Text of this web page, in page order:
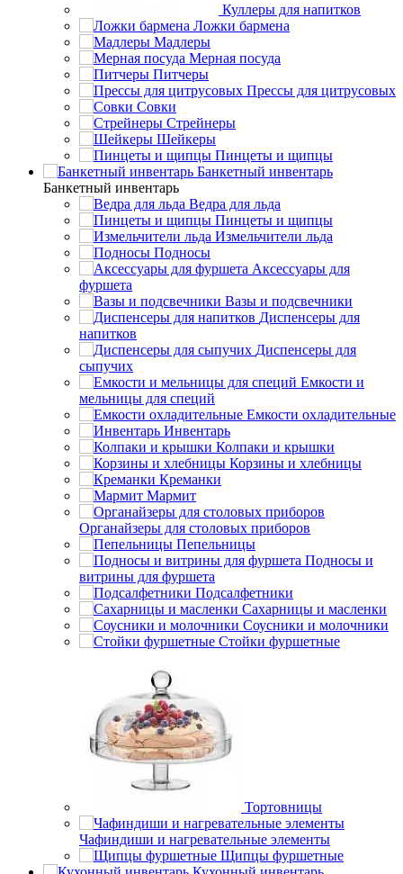
Куллеры для напитков
Ложки бармена
Мадлеры
Мерная посуда
Питчеры
Прессы для цитрусовых
Совки
Стрейнеры
Шейкеры
Пинцеты и щипцы
Банкетный инвентарь
Банкетный инвентарь
Ведра для льда
Пинцеты и щипцы
Измельчители льда
Подносы
Аксессуары для
фуршета
Вазы и подсвечники
Диспенсеры для
напитков
Диспенсеры для
сыпучих
Емкости и
мельницы для специй
Емкости охладительные
Инвентарь
Колпаки и крышки
Корзины и хлебницы
Креманки
Мармит
Органайзеры для столовых приборов
Пепельницы
Подносы и
витрины для фуршета
Подсалфетники
Сахарницы и масленки
Соусники и молочники
Стойки фуршетные
Тортовницы
Чафиндиши и нагревательные элементы
Щипцы фуршетные